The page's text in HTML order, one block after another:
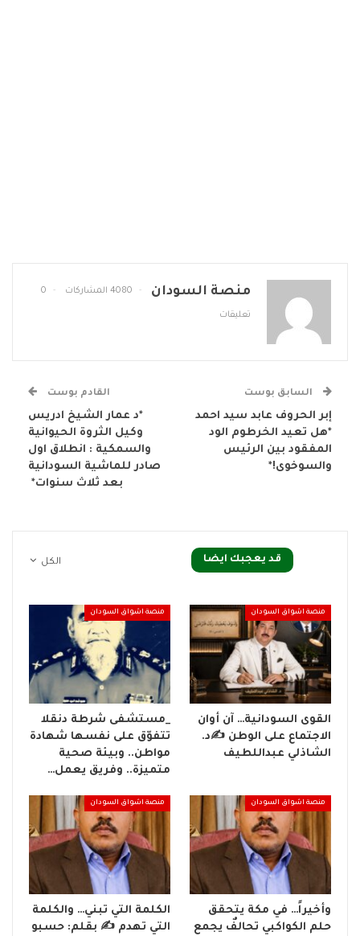
منصة السودان 4080 المشاركات 0
تعليقات
السابق بوست
إبر الحروف عابد سيد احمد
*هل تعيد الخرطوم الود
المفقود بين الرئيس
والسوخوى!*
القادم بوست
*د عمار الشيخ ادريس
وكيل الثروة الحيوانية
والسمكية : انطلاق اول
صادر للماشية السودانية
بعد ثلاث سنوات*
الكل قد يعجبك ايضا
منصة اشواق السودان
القوى السودانية… آن أوان
الاجتماع على الوطن ✍️د.
الشاذلي عبداللطيف
منصة اشواق السودان
_مستشفى شرطة دنقلا
تتفوّق على نفسها شهادة
مواطن.. وبيئة صحية
متميزة.. وفريق يعمل…
منصة اشواق السودان
وأخيراً… في مكة يتحقق
حلم الكواكبي تحالفٌ يجمع
منصة اشواق السودان
الكلمة التي تبني… والكلمة
التي تهدم ✍ بقلم: حسبو